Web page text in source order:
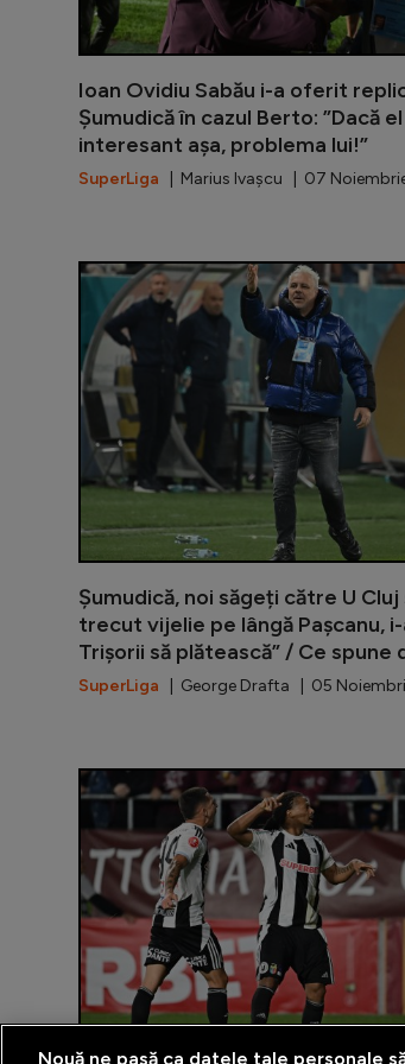
Ioan Ovidiu Sabău i-a oferit
Șumudică în cazul Berto: ”Dacă
interesant așa, problema lui!”
SuperLiga | Marius Ivașcu | 07
Șumudică, noi săgeți către U Cluj
trecut vijelie pe lângă Pașcanu,
Trișorii să plătească” / Ce spune
SuperLiga | George Drafta | 05
Nouă ne pasă ca datele tale personale